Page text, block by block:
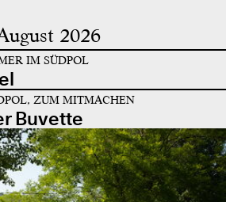
2026
IM SÜDPOL
ZUM MITMACHEN
Buvette